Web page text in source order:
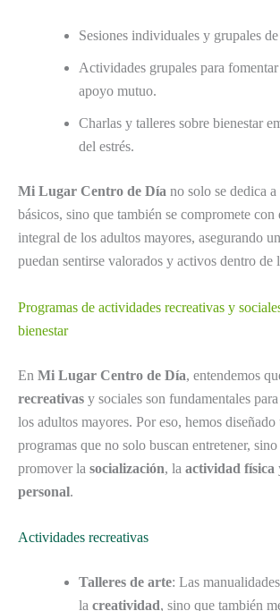
Sesiones individuales y grupales
Actividades grupales para
apoyo mutuo.
Charlas y talleres sobre bienestar
del estrés.
Mi Lugar Centro de Día no solo se dedica
básicos, sino que también se compromete con
integral de los adultos mayores, asegurando
puedan sentirse valorados y activos dentro de
Programas de actividades recreativas y
bienestar
En Mi Lugar Centro de Día, entendemos
recreativas y sociales son fundamentales
los adultos mayores. Por eso, hemos
programas que no solo buscan entretener,
promover la socialización, la actividad física
personal.
Actividades recreativas
Talleres de arte: Las
la creatividad, sino que también